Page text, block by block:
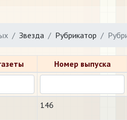
Звезда Рубрикатор
Номер выпуска
146